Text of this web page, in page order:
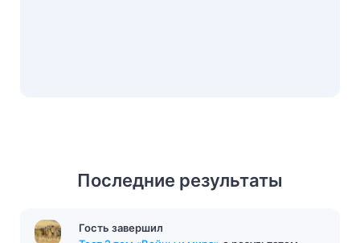
Последние результаты
Гость завершил